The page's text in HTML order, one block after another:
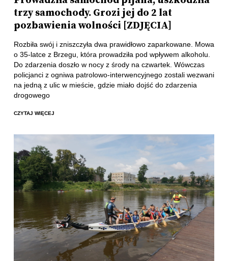
trzy samochody. Grozi jej do 2 lat
pozbawienia wolności [ZDJĘCIA]
Rozbiła swój i zniszczyła dwa prawidłowo zaparkowane. Mowa
o 35-latce z Brzegu, która prowadziła pod wpływem alkoholu.
Do zdarzenia doszło w nocy z środy na czwartek. Wówczas
policjanci z ogniwa patrolowo-interwencyjnego zostali wezwani
na jedną z ulic w mieście, gdzie miało dojść do zdarzenia
drogowego
CZYTAJ WIĘCEJ